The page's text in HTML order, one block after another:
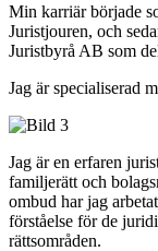
Min karriär började
Juristjouren, och
Juristbyrå AB som
Jag är specialiserad
Jag är en erfaren
familjerätt och
ombud har jag
förståelse för de
rättsområden.